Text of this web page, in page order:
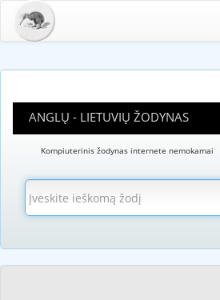
ANGLŲ - LIETUVIŲ ŽODYNAS
Kompiuterinis žodynas internete nemokamai